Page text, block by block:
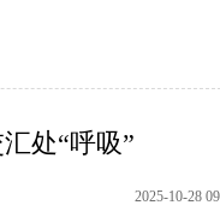
处“呼吸”
2025-10-28